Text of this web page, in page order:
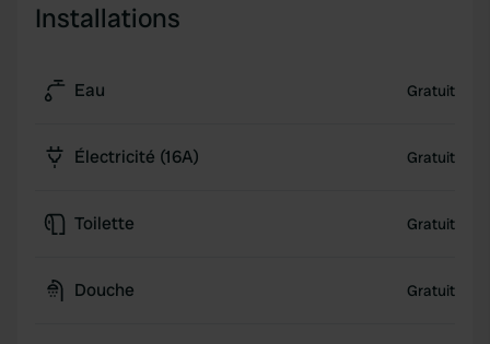
Installations
Eau Gratuit
Électricité (16A) Gratuit
Toilette Gratuit
Douche Gratuit